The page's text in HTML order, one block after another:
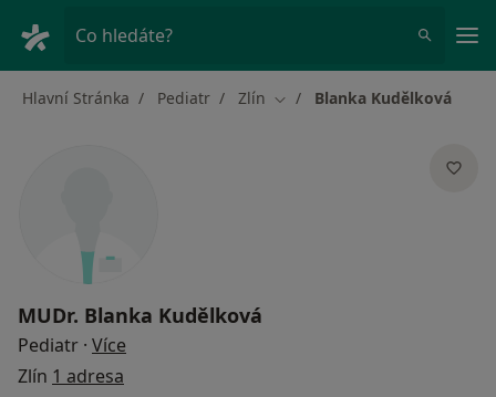
Co hledáte?
Hlavní Stránka Pediatr Zlín Změna města
Blanka Kudělková
MUDr. Blanka Kudělková
Pediatr · Více
Zlín 1 adresa